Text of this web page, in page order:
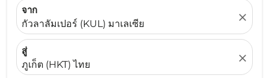
จาก
กัวลาลัมเปอร์ (KUL) มาเลเซีย
close
สู่
ภูเก็ต (HKT) ไทย
close